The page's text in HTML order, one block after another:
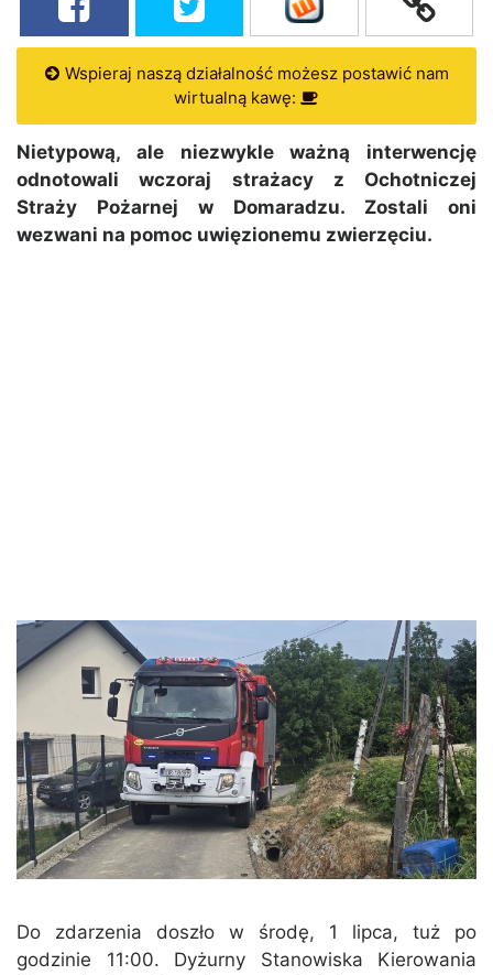
Wspieraj naszą działalność możesz postawić nam
wirtualną kawę:
Nietypową, ale niezwykle ważną interwencję
odnotowali wczoraj strażacy z Ochotniczej
Straży Pożarnej w Domaradzu. Zostali oni
wezwani na pomoc uwięzionemu zwierzęciu.
Do zdarzenia doszło w środę, 1 lipca, tuż po
godzinie 11:00. Dyżurny Stanowiska Kierowania